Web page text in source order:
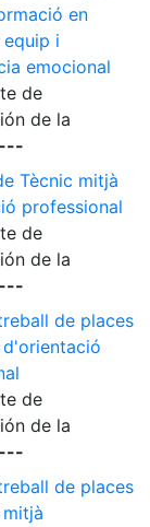
en
equip i
emocional
de
de la
---
Tècnic mitjà
professional
de
de la
---
de places
de
de la
---
de places